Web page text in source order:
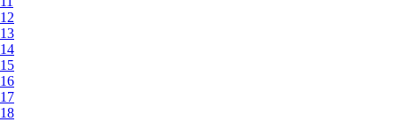
12
13
14
15
16
17
18